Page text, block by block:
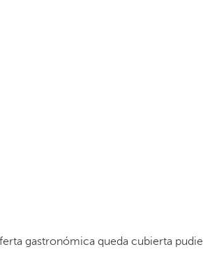
gastronómica queda cubierta